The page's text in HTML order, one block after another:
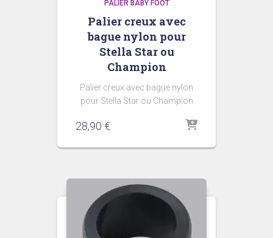
PALIER BABY FOOT
Palier creux avec
bague nylon pour
Stella Star ou
Champion
Palier creux avec bague nylon
pour Stella Star ou Champion
28,90 €